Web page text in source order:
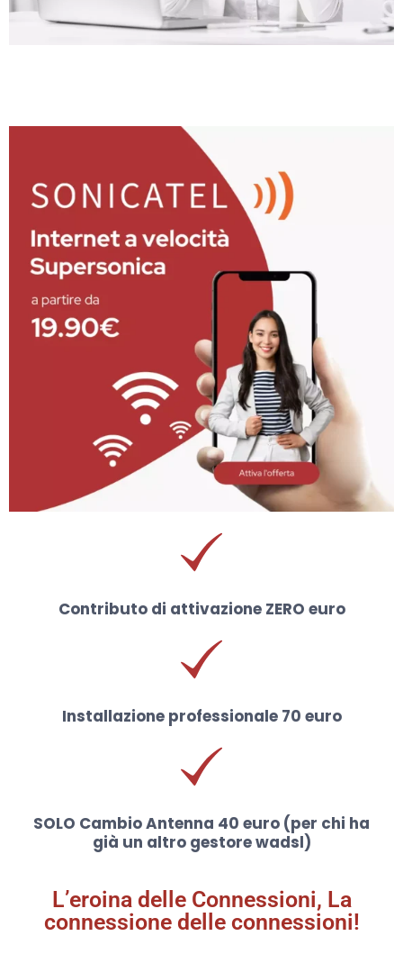
Contributo di attivazione ZERO euro
Installazione professionale 70 euro
SOLO Cambio Antenna 40 euro (per chi ha
già un altro gestore wadsl)
L’eroina delle Connessioni, La
connessione delle connessioni!